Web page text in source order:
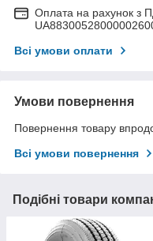
Оплата на рахунок з
Всі умови оплати
Умови повернення
Повернення товару
Всі умови повернення
Подібні товари